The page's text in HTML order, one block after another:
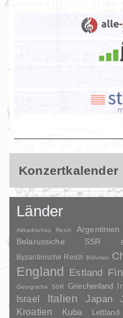
Konzertkalender
Länder
Akkadisches Reich Argentinien
Belarussiche SSR
Byzantinische Reich Böhmen
England Estland
Georgische SSR
Griechenland
Israel
Italien Japan
Kroatien Kuba Lettland